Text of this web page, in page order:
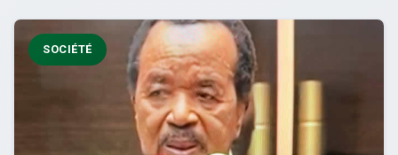
SOCIÉTÉ